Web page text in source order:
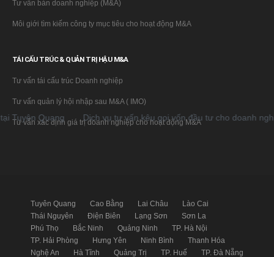
Tư vấn bán doanh nghiệp (M&A)
Môi giới tìm kiếm công ty mục tiêu cho hoạt động M&A
TÁI CẤU TRÚC & QUẢN TRỊ HẬU M&A
Tư vấn tái cấu trúc Doanh nghiệp
Tư vấn quản lý hội nhập sau M&A ( IMO)
Tư vấn xác định giá trị doanh nghiệp cho hoạt động M&A
Quang Dịch vụ tư vấn kêu gọi vốn đầu tư cho doanh nghiệp
Tuyên Quang Cao Bằng Lai Châu
Lào Cai
Thái Nguyên
Điện Biên Lạng Sơn
Sơn La
Phú Thọ
Bắc Ninh Quảng Ninh
TP. Hà Nội
TP. Hải Phòng
Hưng Yên Ninh Bình
Thanh Hóa
Nghệ An
Hà Tĩnh Quảng Trị TP. Huế TP. Đà Nẵng